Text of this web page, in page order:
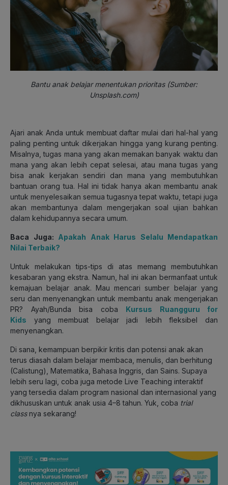
Bantu anak belajar menentukan prioritas (Sumber:
Unsplash.com)
Ajari anak Anda untuk membuat daftar mulai dari hal-hal yang
paling penting untuk dikerjakan hingga yang kurang penting.
Misalnya, tugas mana yang akan memakan banyak waktu dan
mana yang akan lebih cepat selesai, atau mana tugas yang
bisa anak kerjakan sendiri dan mana yang membutuhkan
bantuan orang tua. Hal ini tidak hanya akan membantu anak
untuk menyelesaikan semua tugasnya tepat waktu, tetapi juga
akan membantunya dalam mengerjakan soal ujian bahkan
dalam kehidupannya secara umum.
Baca Juga: Apakah Anak Harus Selalu Mendapatkan
Nilai Terbaik?
Untuk melakukan tips-tips di atas memang membutuhkan
kesabaran yang ekstra. Namun, hal ini akan bermanfaat untuk
kemajuan belajar anak. Mau mencari sumber belajar yang
seru dan menyenangkan untuk membantu anak mengerjakan
PR? Ayah/Bunda bisa coba
Kursus Ruangguru for
Kids
yang membuat belajar jadi lebih fleksibel dan
menyenangkan.
Di sana, kemampuan berpikir kritis dan potensi anak akan
terus diasah dalam belajar membaca, menulis, dan berhitung
(Calistung), Matematika, Bahasa Inggris, dan Sains. Supaya
lebih seru lagi, coba juga metode Live Teaching interaktif
yang tersedia dalam program nasional dan internasional yang
dikhususkan untuk anak usia 4–8 tahun. Yuk, coba trial
classnya sekarang!